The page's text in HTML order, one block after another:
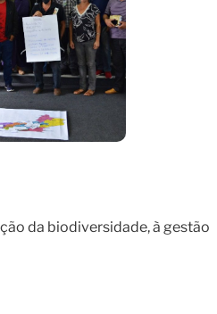
Familiar
No Rio De
da biodiversidade, à gestão